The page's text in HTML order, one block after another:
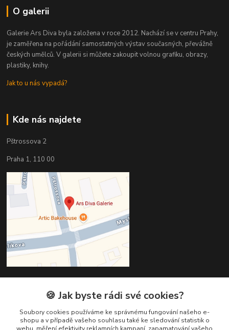
O galerii
Galerie Ars Diva byla založena v roce 2012. Nachází se v centru Prahy,
je zaměřena na pořádání samostatných výstav současných, převážně
českých umělců. V galerii si můžete zakoupit volnou grafiku, obrazy,
plastiky, knihy.
Jak to u nás vypadá?
Kde nás najdete
Pštrossova 2
Praha 1, 110 00
Kontakty
Věra Hédervári
🍪 Jak byste rádi své cookies?
Soubory cookies používáme ke správnému fungování našeho e-
shopu a v případě vašeho souhlasu také ke sledování statistik o
webu, měření efektivity reklamních kampaní, zapamatování vašeho